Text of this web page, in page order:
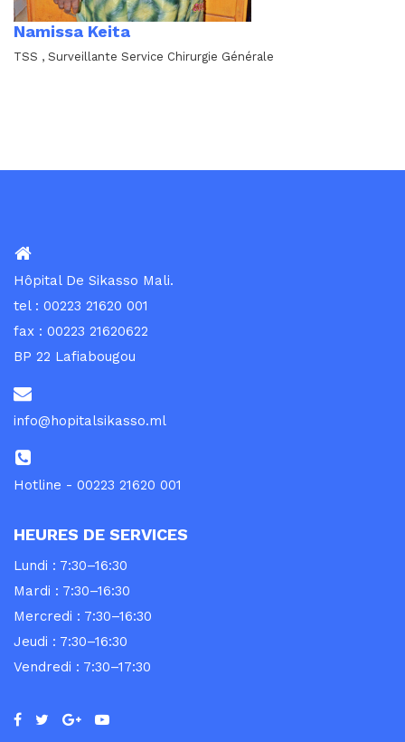
Namissa Keita
TSS , Surveillante Service Chirurgie Générale
Hôpital De Sikasso Mali.
tel : 00223 21620 001
fax : 00223 21620622
BP 22 Lafiabougou
info@hopitalsikasso.ml
Hotline - 00223 21620 001
HEURES DE SERVICES
Lundi : 7:30–16:30
Mardi : 7:30–16:30
Mercredi : 7:30–16:30
Jeudi : 7:30–16:30
Vendredi : 7:30–17:30